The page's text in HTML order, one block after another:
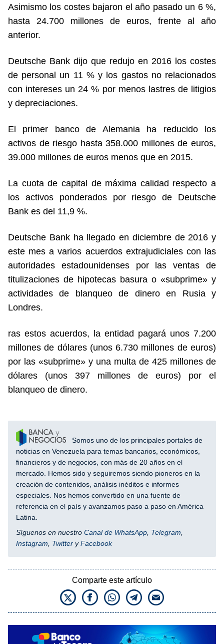
Asimismo los costes bajaron el año pasado un 6 %,
hasta 24.700 millones de euros, frente al año
anterior.
Deutsche Bank dijo que redujo en 2016 los costes
de personal un 11 % y los gastos no relacionados
con intereses un 24 % por menos lastres de litigios
y depreciaciones.
El primer banco de Alemania ha reducido los
activos de riesgo hasta 358.000 millones de euros,
39.000 millones de euros menos que en 2015.
La cuota de capital de máxima calidad respecto a
los activos ponderados por riesgo de Deutsche
Bank es del 11,9 %.
Deutsche Bank ha llegado en diciembre de 2016 y
este mes a varios acuerdos extrajudiciales con las
autoridades estadounidenses por las ventas de
titulizaciones de hipotecas basura o «subprime» y
actividades de blanqueo de dinero en Rusia y
Londres.
ras estos acuerdos, la entidad pagará unos 7.200
millones de dólares (unos 6.730 millones de euros)
por las «subprime» y una multa de 425 millones de
dólares (unos 397 millones de euros) por el
blanqueo de dinero.
Somos uno de los principales portales de
noticias en Venezuela para temas bancarios, económicos,
financieros y de negocios, con más de 20 años en el
mercado. Hemos sido y seguiremos siendo pioneros en la
creación de contenidos, análisis inéditos e informes
especiales. Nos hemos convertido en una fuente de
referencia en el país y avanzamos paso a paso en América
Latina.
Síguenos en nuestro Canal de WhatsApp, Telegram,
Instagram, Twitter yFacebook
Comparte este artículo